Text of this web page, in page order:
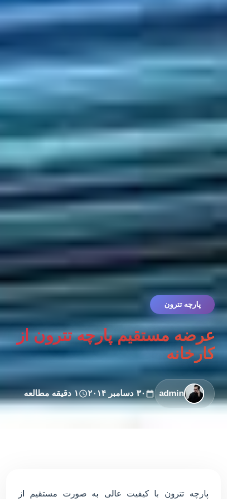
پارچه تترون
عرضه مستقیم پارچه تترون از
کارخانه
admin ۳۰ دسامبر ۲۰۱۴ ۱ دقیقه مطالعه
پارچه تترون با کیفیت عالی به صورت مستقیم از